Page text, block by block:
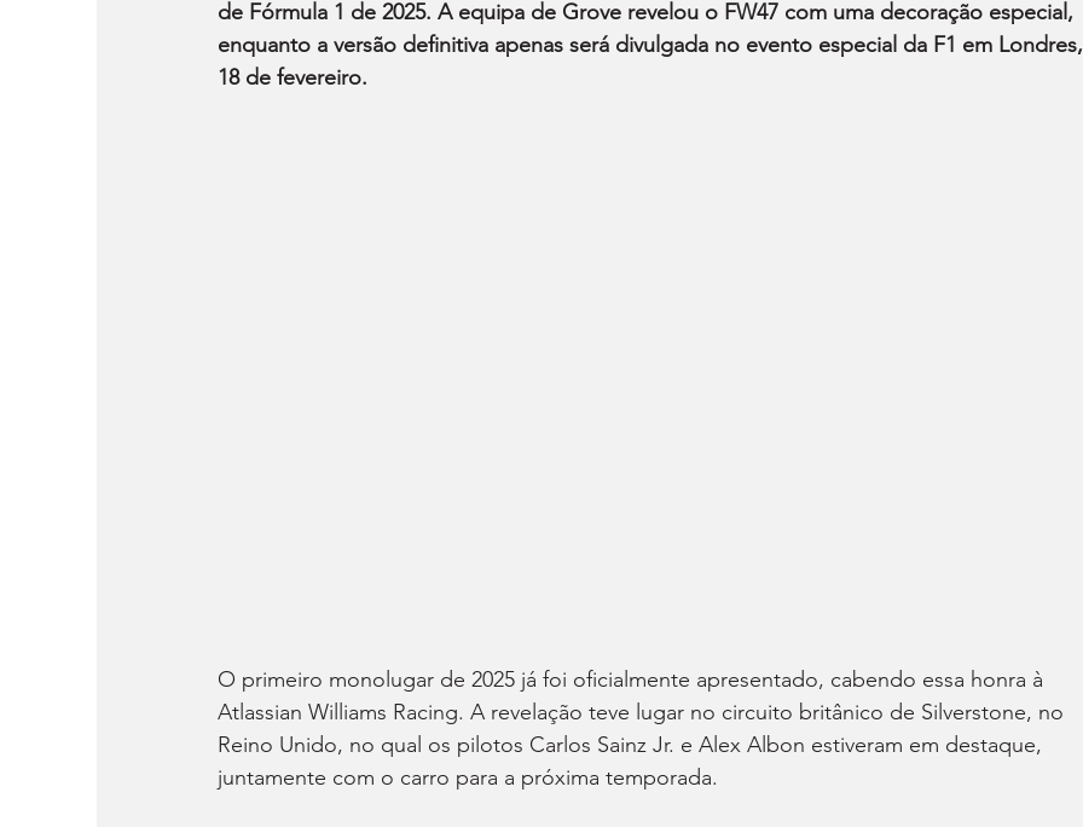
de Fórmula 1 de 2025. A equipa de Grove revelou o FW47 com uma decoração especial,
enquanto a versão definitiva apenas será divulgada no evento especial da F1 em
18 de fevereiro.
O primeiro monolugar de 2025 já foi oficialmente apresentado, cabendo essa honra à
Atlassian Williams Racing. A revelação teve lugar no circuito britânico de Silverstone, no
Reino Unido, no qual os pilotos Carlos Sainz Jr. e Alex Albon estiveram em destaque,
juntamente com o carro para a próxima temporada.